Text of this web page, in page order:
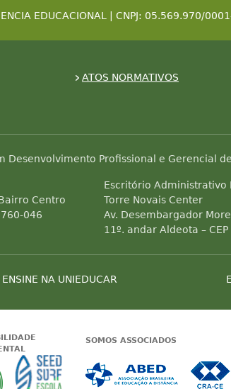
EDUCACIONAL | CNPJ: 05.569.970/
ATOS NORMATIVOS
Profissional e Gerencial
Centro
046
Escritório Administrativo
Torre Novais Center
Av. Desembargador
11º. andar Aldeota –
ENSINE NA UNIEDUCAR
segura
satisfação
A Unieducar neutraliza a emissão de
Seed Surf Escola projeto
SOMOS ASSOCIADOS